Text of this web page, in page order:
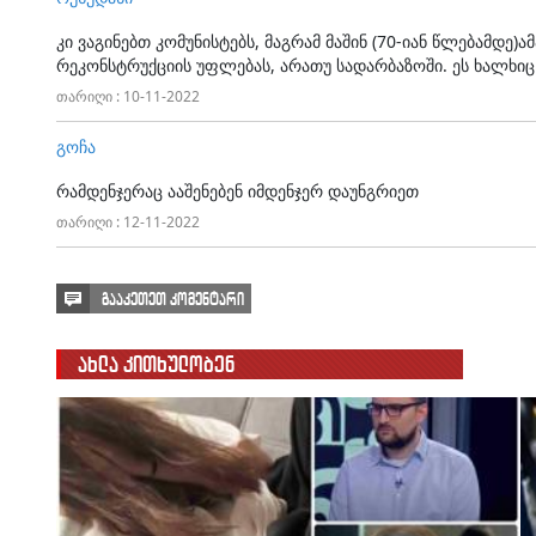
კი ვაგინებთ კომუნისტებს, მაგრამ მაშინ (70-იან
რეკონსტრუქციის უფლებას, არათუ სადარბაზოში. ეს ხალხიც
თარიღი : 10-11-2022
გოჩა
რამდენჯერაც ააშენებენ იმდენჯერ დაუნგრიეთ
თარიღი : 12-11-2022
გააკეთეთ კომენტარი
ახლა კითხულობენ